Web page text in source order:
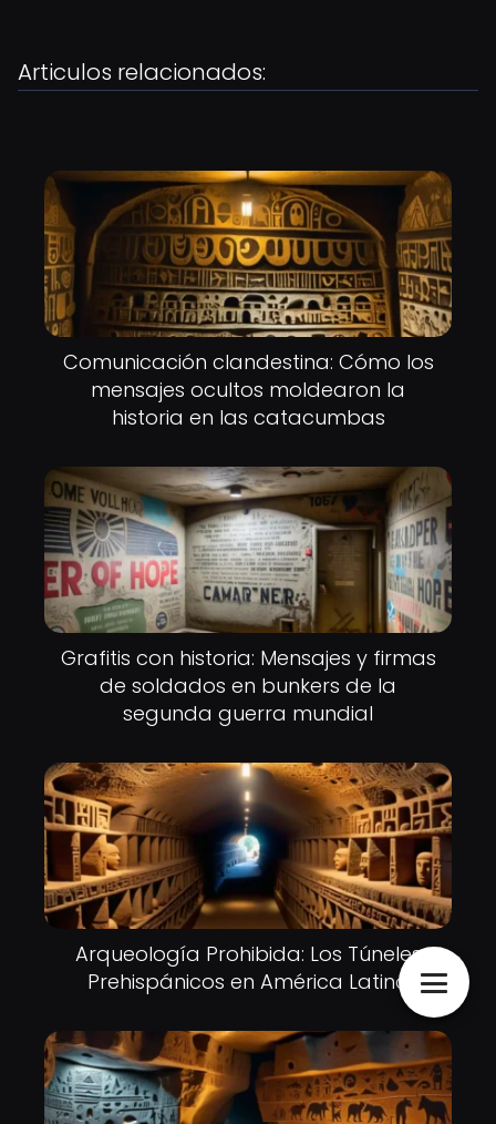
Articulos relacionados:
Comunicación clandestina: Cómo los
mensajes ocultos moldearon la
historia en las catacumbas
Grafitis con historia: Mensajes y firmas
de soldados en bunkers de la
segunda guerra mundial
Arqueología Prohibida: Los Túneles
Prehispánicos en América Latina